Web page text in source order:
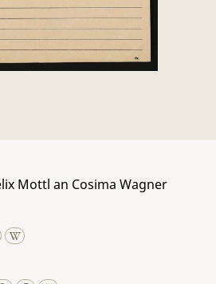
Mottl an Cosima Wagner